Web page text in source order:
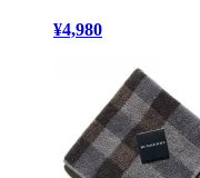
¥4,980